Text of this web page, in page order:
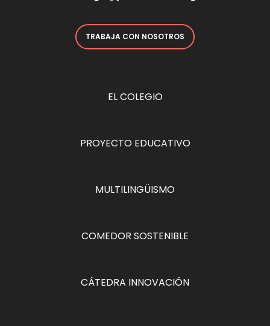
TRABAJA CON NOSOTROS
EL COLEGIO
PROYECTO EDUCATIVO
MULTILINGÜISMO
COMEDOR SOSTENIBLE
CÁTEDRA INNOVACIÓN